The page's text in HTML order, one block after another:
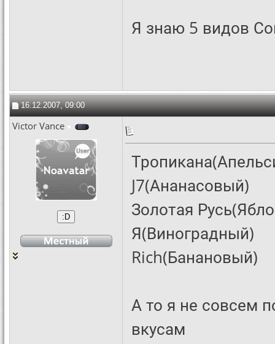
Я знаю 5 видов
16.12.2007, 09:00
Victor Vance
J7(Ананасовый)
Золотая
Я(Виноградный)
Rich(Банановый)
А то я не совсем
вкусам